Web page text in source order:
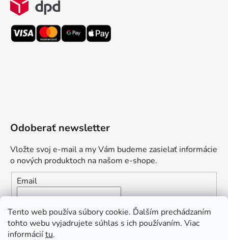
Tento web používa súbory cookie. Ďalším prechádzaním
tohto webu vyjadrujete súhlas s ich používaním. Viac
informáciítu.
Odoberať newsletter
Vložte svoj e-mail a my Vám budeme zasielať informácie
o nových produktoch na našom e-shope.
Email
Vložením e-mailu súhlasíte s
podmienkami ochrany
osobných údajov